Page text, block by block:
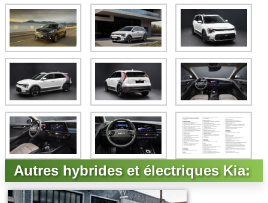
Autres hybrides et électriques Kia: